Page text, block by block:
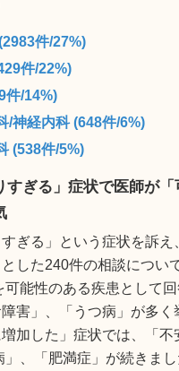
件/27%)
件/22%)
件/14%)
/神経内科 (648件/6%)
(538件/5%)
すぎる」症状で医師が「
すぎる」という症状を訴
した240件の相談につい
可能性のある疾患として回
害」、「うつ病」が多く
増加した」症状では、「
」、「肥満症」が続きま